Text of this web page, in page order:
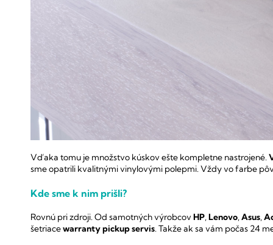
Vďaka tomu je množstvo kúskov ešte kompletne nastrojené.
sme opatrili kvalitnými vinylovými polepmi.Vždy vo farbe
Kde sme k nim prišli?
Rovnú pri zdroji.Od samotných výrobcovHP,Lenovo,Asus,
šetriacewarranty pickup servis.Takže ak sa vám počas 24